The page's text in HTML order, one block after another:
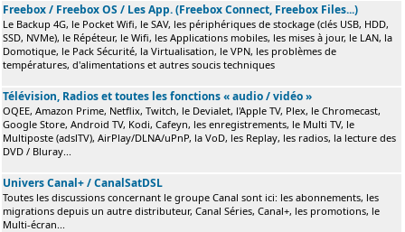
Freebox / Freebox OS / Les App. (Freebox Connect, Freebox Files...)
Le Backup 4G, le Pocket Wifi, le SAV, les périphériques de stockage (clés USB, HDD,
SSD, NVMe), le Répéteur, le Wifi, les Applications mobiles, les mises à jour, le LAN, la
Domotique, le Pack Sécurité, la Virtualisation, le VPN, les problèmes de
températures, d'alimentations et autres soucis techniques
Télévision, Radios et toutes les fonctions « audio / vidéo »
OQEE, Amazon Prime, Netflix, Twitch, le Devialet, l'Apple TV, Plex, le Chromecast,
Google Store, Android TV, Kodi, Cafeyn, les enregistrements, le Multi TV, le
Multiposte (adslTV), AirPlay/DLNA/uPnP, la VoD, les Replay, les radios, la lecture des
DVD / Bluray...
Univers Canal+ / CanalSatDSL
Toutes les discussions concernant le groupe Canal sont ici: les abonnements, les
migrations depuis un autre distributeur, Canal Séries, Canal+, les promotions, le
Multi-écran...